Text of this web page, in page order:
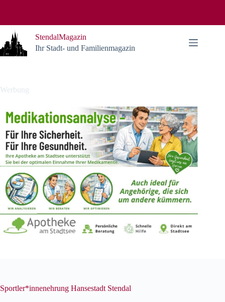
StendalMagazin
Ihr Stadt- und Familienmagazin
Werbung
Sportler*innenehrung Hansestadt Stendal